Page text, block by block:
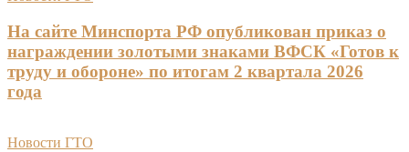
На сайте Минспорта РФ опубликован приказ о
награждении золотыми знаками ВФСК «Готов к
труду и обороне» по итогам 2 квартала 2026
года
Новости ГТО